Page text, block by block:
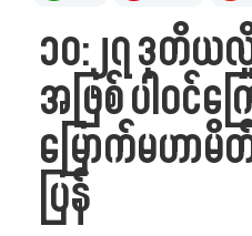
၁၀:၂၇ ဒုတိယ
အဖြစ် ပါဝင်ကြ
မြောက်မဟာ
ပြန်